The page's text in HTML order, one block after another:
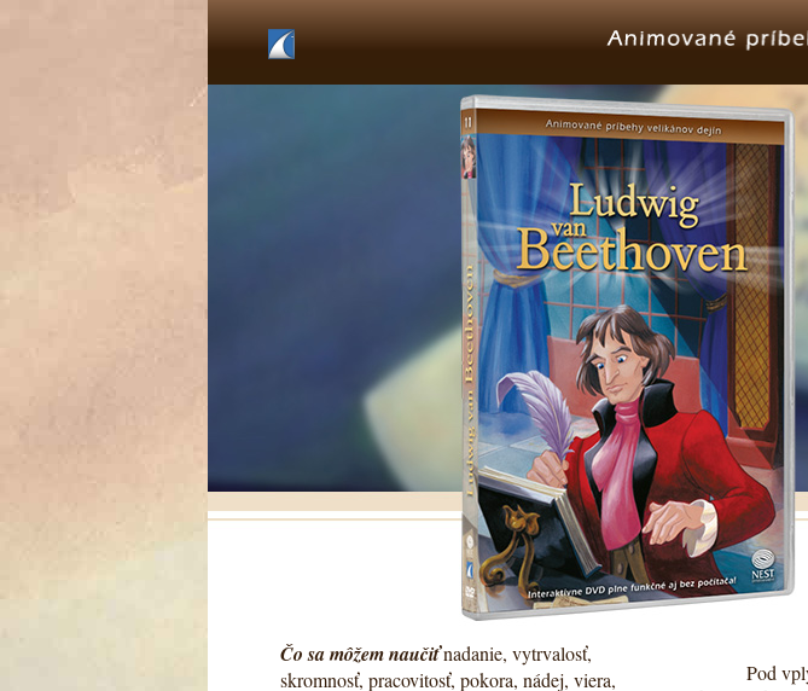
Čo sa môžem naučiťnadanie, vytrvalosť,
skromnosť, pracovitosť, pokora, nádej, viera,
Pod